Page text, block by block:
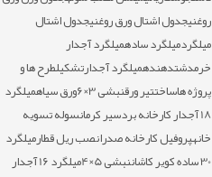
روغنیجدول اشتال ورق روغنیجدول اشتال
میلگردمیلگرد سادهمیلگرد آجدار
خرمدشتدهندهمیلگرد آجدارتشکیلطرح ها و
پروژه هاساختتیر ورقنبشی 3×6 ورق سیاهمیلگرد
18 آجدار کارخانه بردسیر کرمان
سوله تسویه
خانهپروفیل کارخانه صدرانصب ریل قطارمیلگرد
30 ساده کویر کاشان
نبشی 5×4
میلگرد 16 آجدار